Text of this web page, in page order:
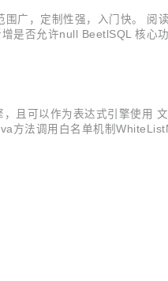
广，定制性强，入门快。 阅
是否允许null BeetlSQL 核心
且可以作为表达式引擎使用
方法调用白名单机制